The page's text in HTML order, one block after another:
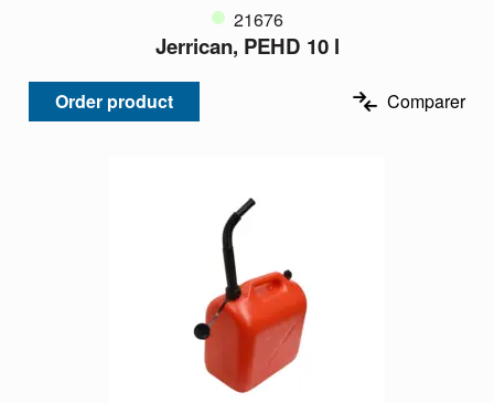
21676
Jerrican, PEHD 10 l
Order product Comparer